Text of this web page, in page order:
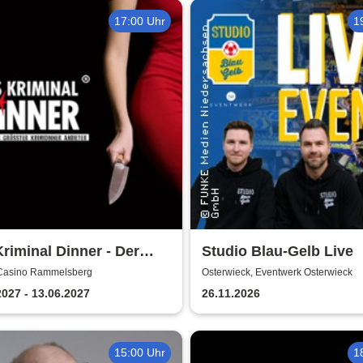
17:00 Uhr
Dinner - Der
Rammelsberg
- 13.06.2027
Studio Blau-Gelb Live
Osterwieck, Eventwerk Osterwieck
26.11.2026
15:00 Uhr